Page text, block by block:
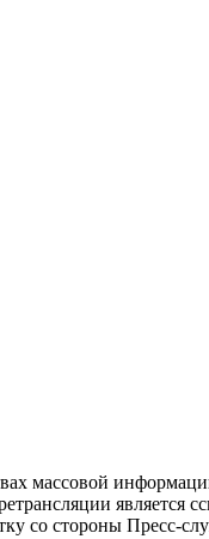
массовой
является
со стороны Пресс-